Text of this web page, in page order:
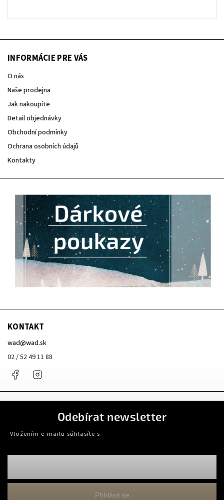
INFORMÁCIE PRE VÁS
O nás
Naše prodejna
Jak nakoupíte
Detail objednávky
Obchodní podmínky
Ochrana osobních údajů
Kontakty
KONTAKT
wad@wad.sk
02 / 52 49 11 88
Facebook
Odebírat newsletter
Vložením e-mailu súhlasíte s
Přihlásit se